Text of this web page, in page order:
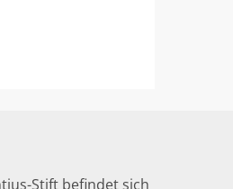
Stift befindet sich